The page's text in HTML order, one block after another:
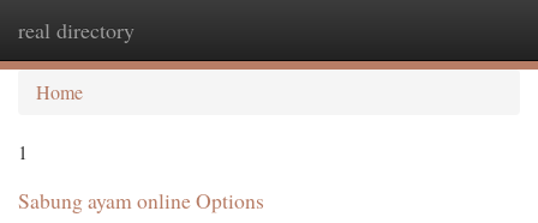
real directory
Home
1
Sabung ayam online Options